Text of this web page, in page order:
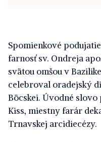
Spomienkové
farnosť sv. Ondreja
svätou omšou v
celebroval oradejský
Böcskei. Úvodné
Kiss, miestny farár
Trnavskej arcidiecézy.